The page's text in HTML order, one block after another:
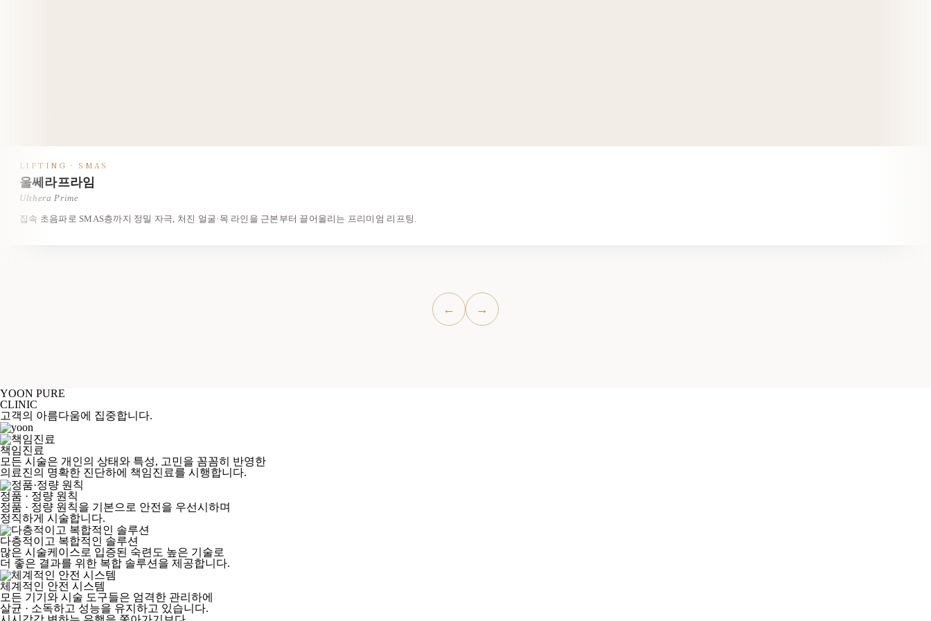
LIFTING · SMAS
울쎄라프라임
Ulthera Prime
집속 초음파로 SMAS층까지 정밀 자극, 처진 얼굴·목 라인을 근본부터 끌어올리는 프리미엄 리프팅.
← →
YOON PURE
CLINIC
고객의 아름다움에 집중합니다.
책임진료
모든 시술은 개인의 상태와 특성, 고민을 꼼꼼히 반영한
의료진의 명확한 진단하에 책임진료를 시행합니다.
정품 · 정량 원칙
정품 · 정량 원칙을 기본으로 안전을 우선시하며
정직하게 시술합니다.
다층적이고 복합적인 솔루션
많은 시술케이스로 입증된 숙련도 높은 기술로
더 좋은 결과를 위한 복합 솔루션을 제공합니다.
체계적인 안전 시스템
모든 기기와 시술 도구들은 엄격한 관리하에
살균 · 소독하고 성능을 유지하고 있습니다.